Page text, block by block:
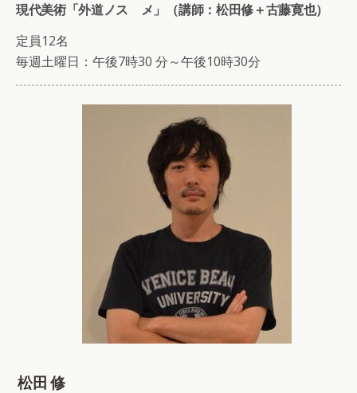
現代美術「外道ノスゝメ」（講師：松田修＋古藤寛也）
定員12名
毎週土曜日：午後7時30 分～午後10時30分
松田 修